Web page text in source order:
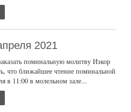
2021
поминальную молитву Изкор
что ближайшее чтение поминальной
в 11:00 в молельном зале...